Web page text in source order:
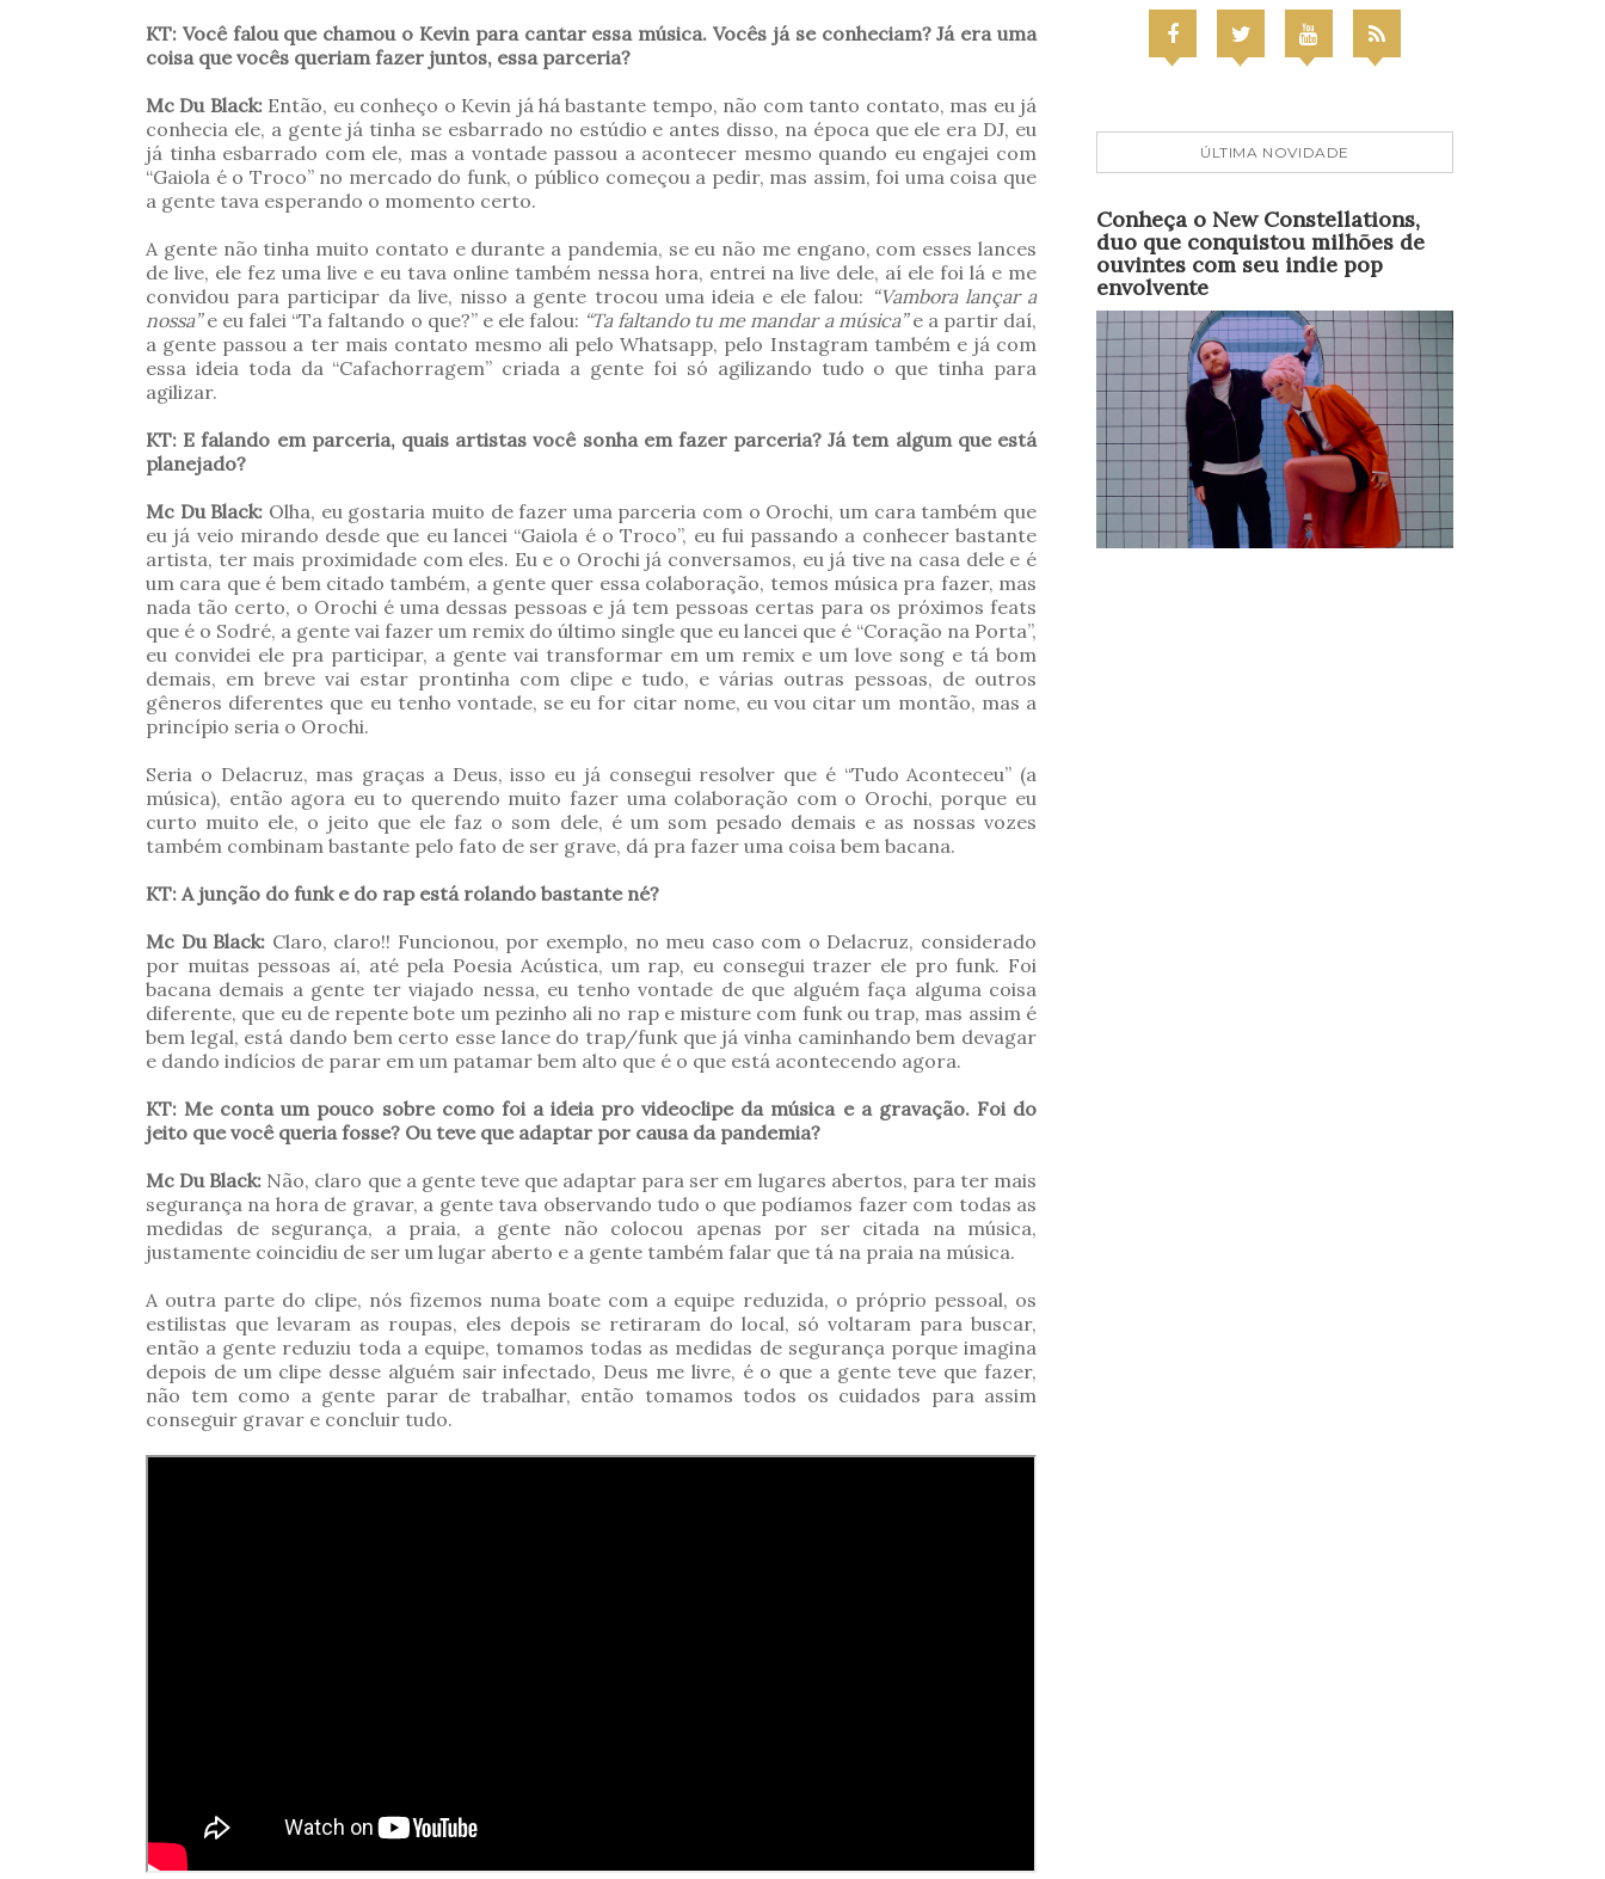
KT: Você falou que chamou o Kevin para cantar essa música. Vocês já se conheciam? Já era uma
coisa que vocês queriam fazer juntos, essa parceria?
Mc Du Black: Então, eu conheço o Kevin já há bastante tempo, não com tanto contato, mas eu já
conhecia ele, a gente já tinha se esbarrado no estúdio e antes disso, na época que ele era DJ, eu
já tinha esbarrado com ele, mas a vontade passou a acontecer mesmo quando eu engajei com
“Gaiola é o Troco” no mercado do funk, o público começou a pedir, mas assim, foi uma coisa que
a gente tava esperando o momento certo.
A gente não tinha muito contato e durante a pandemia, se eu não me engano, com esses lances
de live, ele fez uma live e eu tava online também nessa hora, entrei na live dele, aí ele foi lá e me
convidou para participar da live, nisso a gente trocou uma ideia e ele falou: “Vambora lançar a
nossa”e eu falei “Ta faltando o que?” e ele falou: “Ta faltando tu me mandar a música”e a partir daí,
a gente passou a ter mais contato mesmo ali pelo Whatsapp, pelo Instagram também e já com
essa ideia toda da “Cafachorragem” criada a gente foi só agilizando tudo o que tinha para
agilizar.
KT: E falando em parceria, quais artistas você sonha em fazer parceria? Já tem algum que está
planejado?
Mc Du Black: Olha, eu gostaria muito de fazer uma parceria com o Orochi, um cara também que
eu já veio mirando desde que eu lancei “Gaiola é o Troco”, eu fui passando a conhecer bastante
artista, ter mais proximidade com eles. Eu e o Orochi já conversamos, eu já tive na casa dele e é
um cara que é bem citado também, a gente quer essa colaboração, temos música pra fazer, mas
nada tão certo, o Orochi é uma dessas pessoas e já tem pessoas certas para os próximos feats
que é o Sodré, a gente vai fazer um remix do último single que eu lancei que é “Coração na Porta”,
eu convidei ele pra participar, a gente vai transformar em um remix e um love song e tá bom
demais, em breve vai estar prontinha com clipe e tudo, e várias outras pessoas, de outros
gêneros diferentes que eu tenho vontade, se eu for citar nome, eu vou citar um montão, mas a
princípio seria o Orochi.
Seria o Delacruz, mas graças a Deus, isso eu já consegui resolver que é “Tudo Aconteceu” (a
música), então agora eu to querendo muito fazer uma colaboração com o Orochi, porque eu
curto muito ele, o jeito que ele faz o som dele, é um som pesado demais e as nossas vozes
também combinam bastante pelo fato de ser grave, dá pra fazer uma coisa bem bacana.
KT: A junção do funk e do rap está rolando bastante né?
Mc Du Black: Claro, claro!! Funcionou, por exemplo, no meu caso com o Delacruz, considerado
por muitas pessoas aí, até pela Poesia Acústica, um rap, eu consegui trazer ele pro funk. Foi
bacana demais a gente ter viajado nessa, eu tenho vontade de que alguém faça alguma coisa
diferente, que eu de repente bote um pezinho ali no rap e misture com funk ou trap, mas assim é
bem legal, está dando bem certo esse lance do trap/funk que já vinha caminhando bem devagar
e dando indícios de parar em um patamar bem alto que é o que está acontecendo agora.
KT: Me conta um pouco sobre como foi a ideia pro videoclipe da música e a gravação. Foi do
jeito que você queria fosse? Ou teve que adaptar por causa da pandemia?
Mc Du Black: Não, claro que a gente teve que adaptar para ser em lugares abertos, para ter mais
segurança na hora de gravar, a gente tava observando tudo o que podíamos fazer com todas as
medidas de segurança, a praia, a gente não colocou apenas por ser citada na música,
justamente coincidiu de ser um lugar aberto e a gente também falar que tá na praia na música.
A outra parte do clipe, nós fizemos numa boate com a equipe reduzida, o próprio pessoal, os
estilistas que levaram as roupas, eles depois se retiraram do local, só voltaram para buscar,
então a gente reduziu toda a equipe, tomamos todas as medidas de segurança porque imagina
depois de um clipe desse alguém sair infectado, Deus me livre, é o que a gente teve que fazer,
não tem como a gente parar de trabalhar, então tomamos todos os cuidados para assim
conseguir gravar e concluir tudo.
ÚLTIMA NOVIDADE
Conheça o New Constellations,
duo que conquistou milhões de
ouvintes com seu indie pop
envolvente